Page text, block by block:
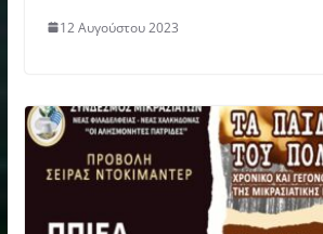
12 Αυγούστου 2023